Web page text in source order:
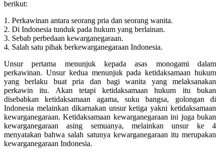
berikut:
1. Perkawinan antara seorang pria dan seorang wanita.
2. Di Indonesia tunduk pada hukum yang berlainan.
3. Sebab perbedaan kewarganegaraan.
4. Salah satu pihak berkewarganegaraan Indonesia.
Unsur pertama menunjuk kepada asas monogami dalam
perkawinan. Unsur kedua menunjuk pada ketidaksamaan hukum
yang berlaku buat pria dan bagi wanita yang melaksanakan
perkawin itu. Akan tetapi ketidaksamaan hukum itu bukan
disebabkan ketidaksamaan agama, suku bangsa, golongan di
Indonesia melainkan dikarnakan unsur ketiga yakni ketidaksamaan
kewarganegaraan. Ketidaksamaan kewarganegaraan ini juga bukan
kewarganegaraan asing semuanya, melainkan unsur ke 4
menyatakan bahwa salah satunya kewarganegaraan itu merupakan
kewarganegaraan Indonesia.